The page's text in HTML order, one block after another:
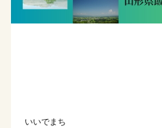
いいでまち